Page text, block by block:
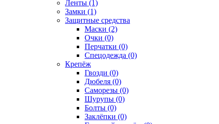
Ленты (1)
Замки (1)
Защитные средства
Маски (2)
Очки (0)
Перчатки (0)
Спецодежда (0)
Крепёж
Гвозди (0)
Дюбеля (0)
Саморезы (0)
Шурупы (0)
Болты (0)
Заклёпки (0)